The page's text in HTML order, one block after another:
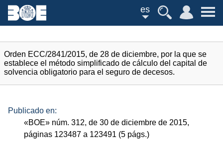
es
Orden ECC/2841/2015, de 28 de diciembre, por la que se
establece el método simplificado de cálculo del capital de
solvencia obligatorio para el seguro de decesos.
Publicado en:
«BOE» núm. 312, de 30 de diciembre de 2015,
páginas 123487 a 123491 (5 págs.)